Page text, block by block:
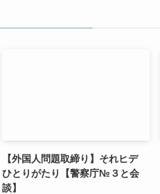
【外国人問題取締り】それヒデ
ひとりがたり【警察庁№３と会
談】